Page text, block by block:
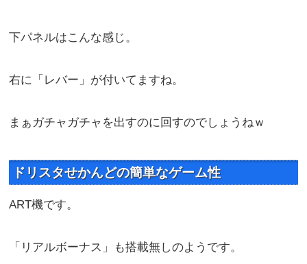
下パネルはこんな感じ。
右に「レバー」が付いてますね。
まぁガチャガチャを出すのに回すのでしょうねｗ
ドリスタせかんどの簡単なゲーム性
ART機です。
「リアルボーナス」も搭載無しのようです。